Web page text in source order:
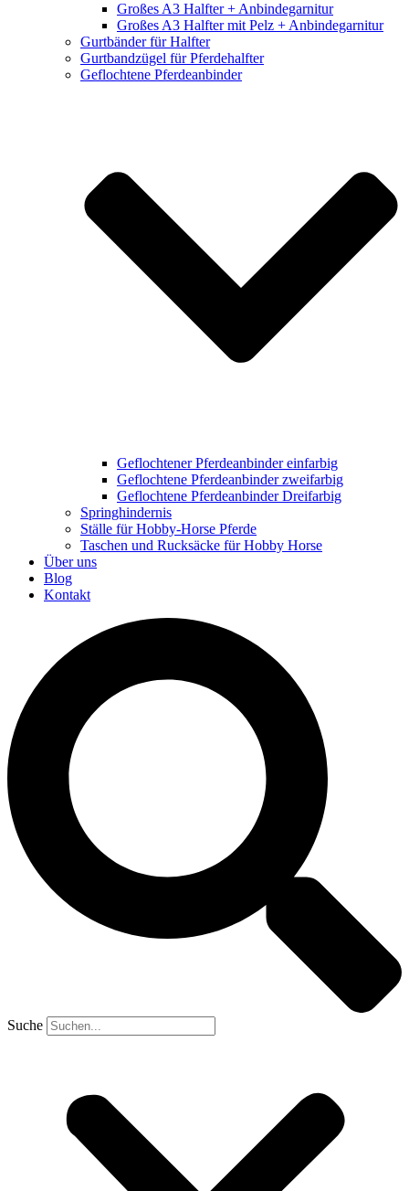
Großes A3 Halfter + Anbindegarnitur
Großes A3 Halfter mit Pelz + Anbindegarnitur
Gurtbänder für Halfter
Gurtbandzügel für Pferdehalfter
Geflochtene Pferdeanbinder
Geflochtener Pferdeanbinder einfarbig
Geflochtene Pferdeanbinder zweifarbig
Geflochtene Pferdeanbinder Dreifarbig
Springhindernis
Ställe für Hobby-Horse Pferde
Taschen und Rucksäcke für Hobby Horse
Über uns
Blog
Kontakt
Suche